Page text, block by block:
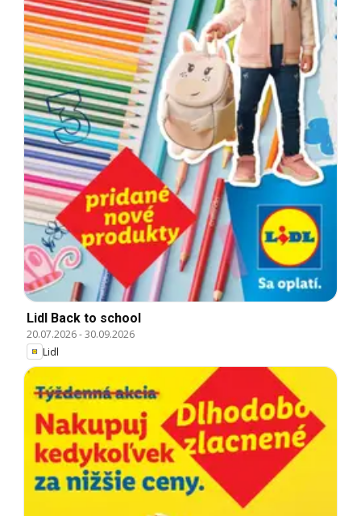
Lidl Back to school
20.07.2026-30.09.2026
Lidl